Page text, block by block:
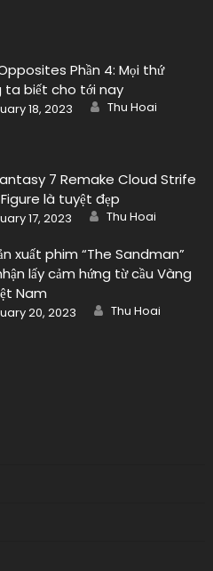
Phần 4: Mọi thứ
ta biết cho tới nay
18, 2023 Author
Thu Hoai
7 Remake Cloud Strife
là tuyệt đẹp
17, 2023 Author
Thu Hoai
xuất phim “The Sandman”
lấy cảm hứng từ cầu Vàng
Nam
20, 2023 Author
Thu Hoai